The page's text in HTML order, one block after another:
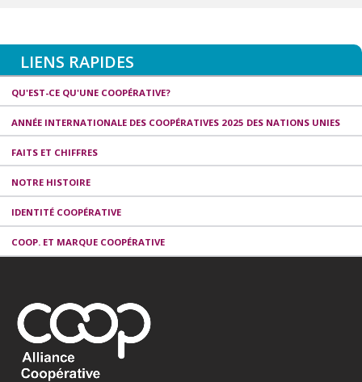
LIENS RAPIDES
QU'EST-CE QU'UNE COOPÉRATIVE?
ANNÉE INTERNATIONALE DES COOPÉRATIVES 2025 DES NATIONS UNIES
FAITS ET CHIFFRES
NOTRE HISTOIRE
IDENTITÉ COOPÉRATIVE
COOP. ET MARQUE COOPÉRATIVE